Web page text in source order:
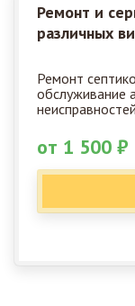
Ремонт и
различных
Ремонт
обслуживание
неисправностей
от 1 500 ₽